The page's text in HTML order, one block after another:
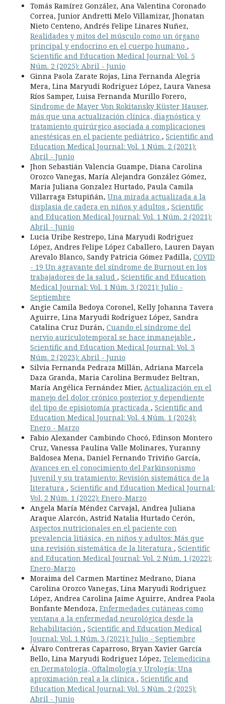
Tomás Ramírez González, Ana Valentina Coronado
Correa, Junior Andretti Melo Villamizar, Jhonatan
Nieto Centeno, Andrés Felipe Linares Nuñez,
Realidades y mitos del músculo como un órgano
principal y endocrino en el cuerpo humano ,
Scientific and Education Medical Journal: Vol. 5
Núm. 2 (2025): Abril - Junio
Ginna Paola Zarate Rojas, Lina Fernanda Alegria
Mera, Lina Maryudi Rodriguez López, Laura Vanesa
Ríos Samper, Luisa Fernanda Murillo Forero,
Síndrome de Mayer Von Rokitansky Küster Hauser,
más que una actualización clínica, diagnóstica y
tratamiento quirúrgico asociada a complicaciones
anestésicas en el paciente pediátrico , Scientific and
Education Medical Journal: Vol. 1 Núm. 2 (2021):
Abril - Junio
Jhon Sebastián Valencia Guampe, Diana Carolina
Orozco Vanegas, María Alejandra González Gómez,
Maria Juliana Gonzalez Hurtado, Paula Camila
Villarraga Estupiñán, Una mirada actualizada a la
displasia de cadera en niños y adultos , Scientific
and Education Medical Journal: Vol. 1 Núm. 2 (2021):
Abril - Junio
Lucia Uribe Restrepo, Lina Maryudi Rodriguez
López, Andres Felipe López Caballero, Lauren Dayan
Arevalo Blanco, Sandy Patricia Gómez Padilla, COVID
- 19 Un agravante del síndrome de Burnout en los
trabajadores de la salud , Scientific and Education
Medical Journal: Vol. 1 Núm. 3 (2021): Julio -
Septiembre
Angie Camila Bedoya Coronel, Kelly Johanna Tavera
Aguirre, Lina Maryudi Rodriguez López, Sandra
Catalina Cruz Durán, Cuando el síndrome del
nervio auriculotemporal se hace inmanejable ,
Scientific and Education Medical Journal: Vol. 3
Núm. 2 (2023): Abril - Junio
Silvia Fernanda Pedraza Millán, Adriana Marcela
Daza Granda, Maria Carolina Bermudez Beltran,
María Angélica Fernández Mier, Actualización en el
manejo del dolor crónico posterior y dependiente
del tipo de episiotomía practicada , Scientific and
Education Medical Journal: Vol. 4 Núm. 1 (2024):
Enero - Marzo
Fabio Alexander Cambindo Chocó, Edinson Montero
Cruz, Vanessa Paulina Valle Molinares, Yuranny
Baldosea Mena, Daniel Fernando Triviño García,
Avances en el conocimiento del Parkinsonismo
Juvenil y su tratamiento: Revisión sistemática de la
literatura , Scientific and Education Medical Journal:
Vol. 2 Núm. 1 (2022): Enero-Marzo
Angela María Méndez Carvajal, Andrea Juliana
Araque Alarcón, Astrid Natalia Hurtado Cerón,
Aspectos nutricionales en el paciente con
prevalencia litiásica, en niños y adultos: Más que
una revisión sistemática de la literatura , Scientific
and Education Medical Journal: Vol. 2 Núm. 1 (2022):
Enero-Marzo
Moraima del Carmen Martínez Medrano, Diana
Carolina Orozco Vanegas, Lina Maryudi Rodriguez
López, Andrea Carolina Jaime Aguirre, Andrea Paola
Bonfante Mendoza, Enfermedades cutáneas como
ventana a la enfermedad neurológica desde la
Rehabilitación , Scientific and Education Medical
Journal: Vol. 1 Núm. 3 (2021): Julio - Septiembre
Álvaro Contreras Caparroso, Bryan Xavier García
Bello, Lina Maryudi Rodriguez López, Telemedicina
en Dermatología, Oftalmología y Urología: Una
aproximación real a la clínica , Scientific and
Education Medical Journal: Vol. 5 Núm. 2 (2025):
Abril - Junio